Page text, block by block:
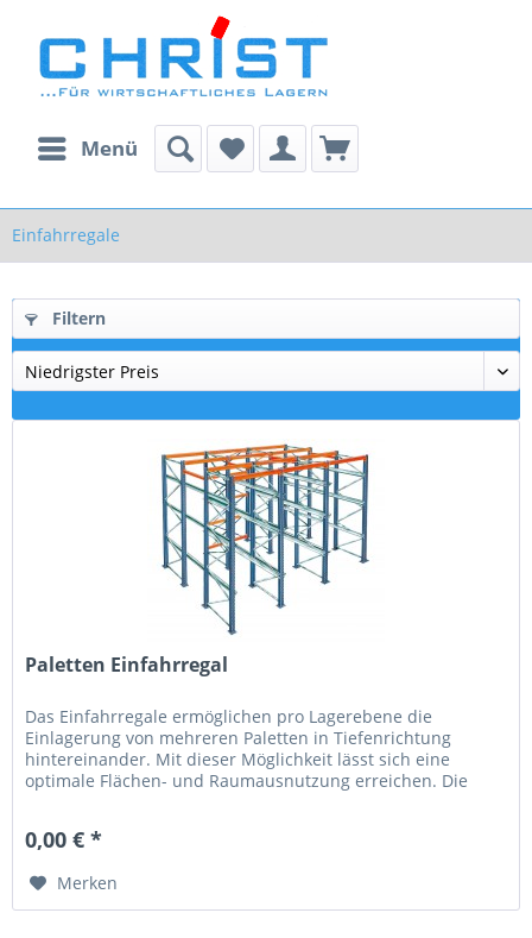
Menü
Einfahrregale
Filtern
Paletten Einfahrregal
Das Einfahrregale ermöglichen pro Lagerebene die
Einlagerung von mehreren Paletten in Tiefenrichtung
hintereinander. Mit dieser Möglichkeit lässt sich eine
optimale Flächen- und Raumausnutzung erreichen. Die
Systemvorteile kostengünstige Kompaktlagerung optimale...
0,00 € *
Merken